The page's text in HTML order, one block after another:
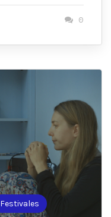
0
Festivales